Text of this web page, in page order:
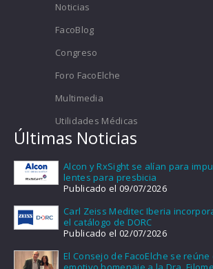
Noticias
FacoBlog
Congreso
Foro FacoElche
Multimedia
Utilidades Médicas
Últimas Noticias
Alcon y RxSight se alían para
lentes para presbicia
Publicado el 09/07/2026
Carl Zeiss Meditec Iberia
el catálogo de DORC
Publicado el 02/07/2026
El Consejo de FacoElche se